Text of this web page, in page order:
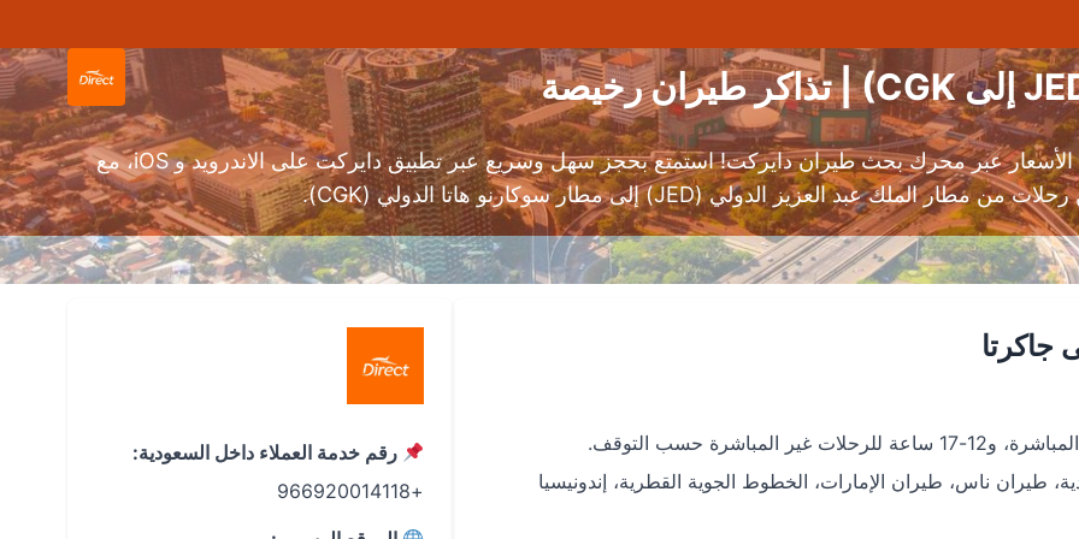
حجز طيران من جدة إلى جاكرتا (JED إلى CGK) بأفضل الأسعار عبر محرك بحث طيران دايركت! استمتع بحجز سهل وسريع عبر تطبيق دايركت على الاندرويد و iOS، مع
جاكرتا
طيران ناس، طيران الإمارات، الخطوط الجوية القطرية، إندونيسيا
رقم خدمة العملاء داخل السعودية:
+966920014118